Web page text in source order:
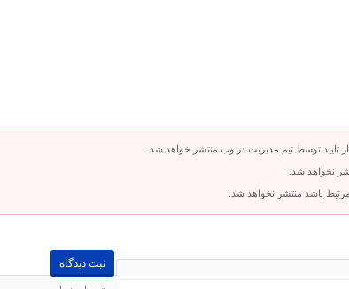
توسط تیم مدیریت در وب منتشر خواهد شد.
نخواهد شد.
باشد منتشر نخواهد شد.